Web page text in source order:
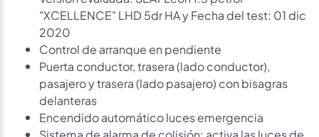
"XCELLENCE" LHD 5dr HA y Fecha del test: 01 dic
2020
Control de arranque en pendiente
Puerta conductor, trasera (lado conductor),
pasajero y trasera (lado pasajero) con bisagras
delanteras
Encendido automático luces emergencia
Sistema de alarma de colisión: activa las luces de